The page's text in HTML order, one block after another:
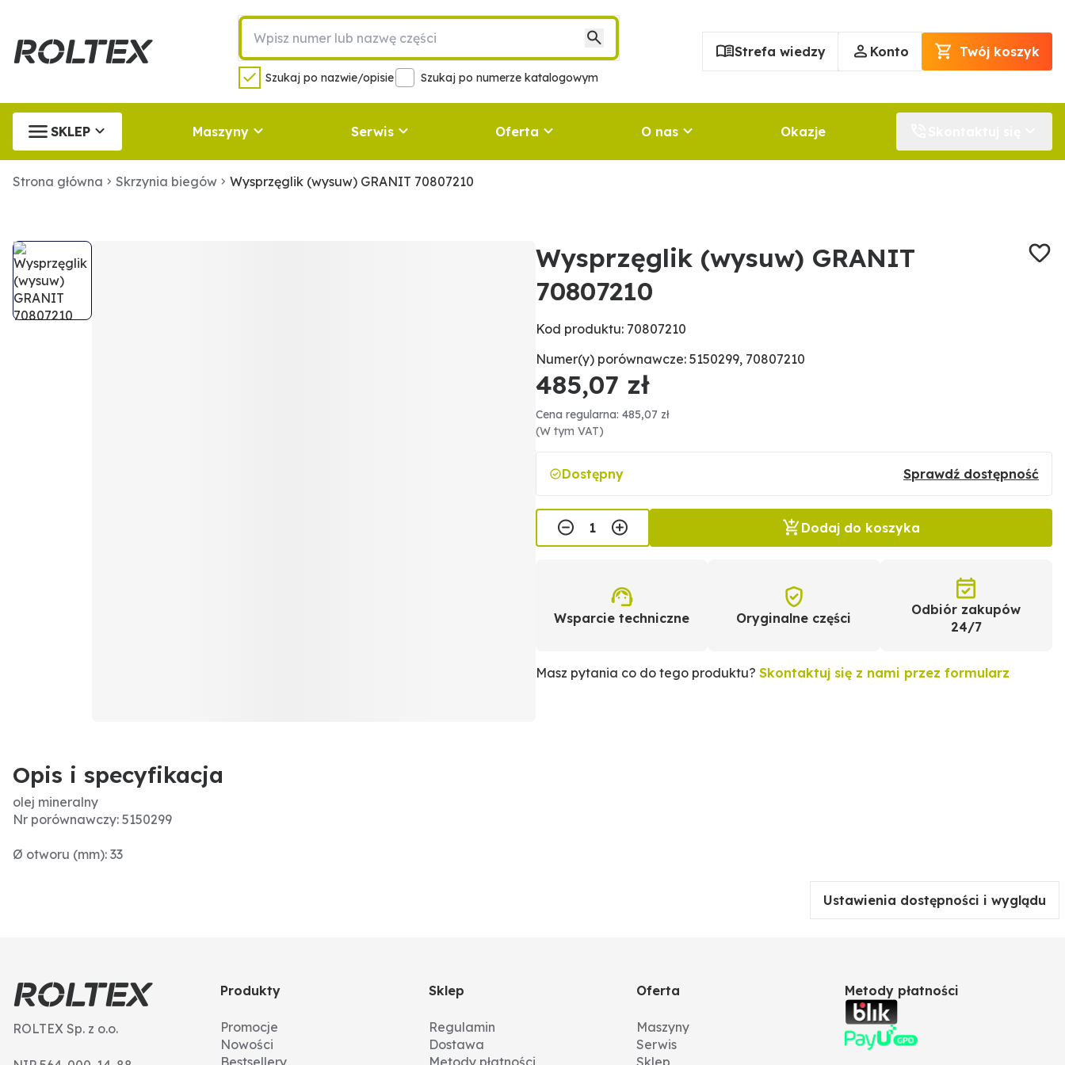
Szukaj po nazwie/opisie Szukaj po numerze katalogowym
Strefa wiedzy Konto Twój koszyk
SKLEP Maszyny Serwis Oferta O nas Okazje
Strona główna Skrzynia biegów Wysprzęglik (wysuw) GRANIT 70807210
Wysprzęglik (wysuw) GRANIT
70807210
Kod produktu: 70807210
Numer(y) porównawcze: 5150299, 70807210
485,07 zł
Cena regularna: 485,07 zł
(W tym VAT)
Dostępny Sprawdź dostępność
Dodaj do koszyka
Wsparcie techniczne Oryginalne części
Odbiór zakupów
24/7
Masz pytania co do tego produktu? Skontaktuj się z nami przez formularz
Opis i specyfikacja
olej mineralny
Nr porównawczy: 5150299
Ø otworu (mm): 33
Ustawienia dostępności i wyglądu
ROLTEX Sp. z o.o.
Produkty
Promocje
Nowości
Bestsellery
Sklep
Regulamin
Dostawa
Metody płatności
Oferta
Maszyny
Serwis
Sklep
Metody płatności